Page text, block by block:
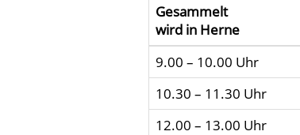
Gesammelt
wird in Herne
9.00 – 10.00 Uhr
10.30 – 11.30 Uhr
12.00 – 13.00 Uhr